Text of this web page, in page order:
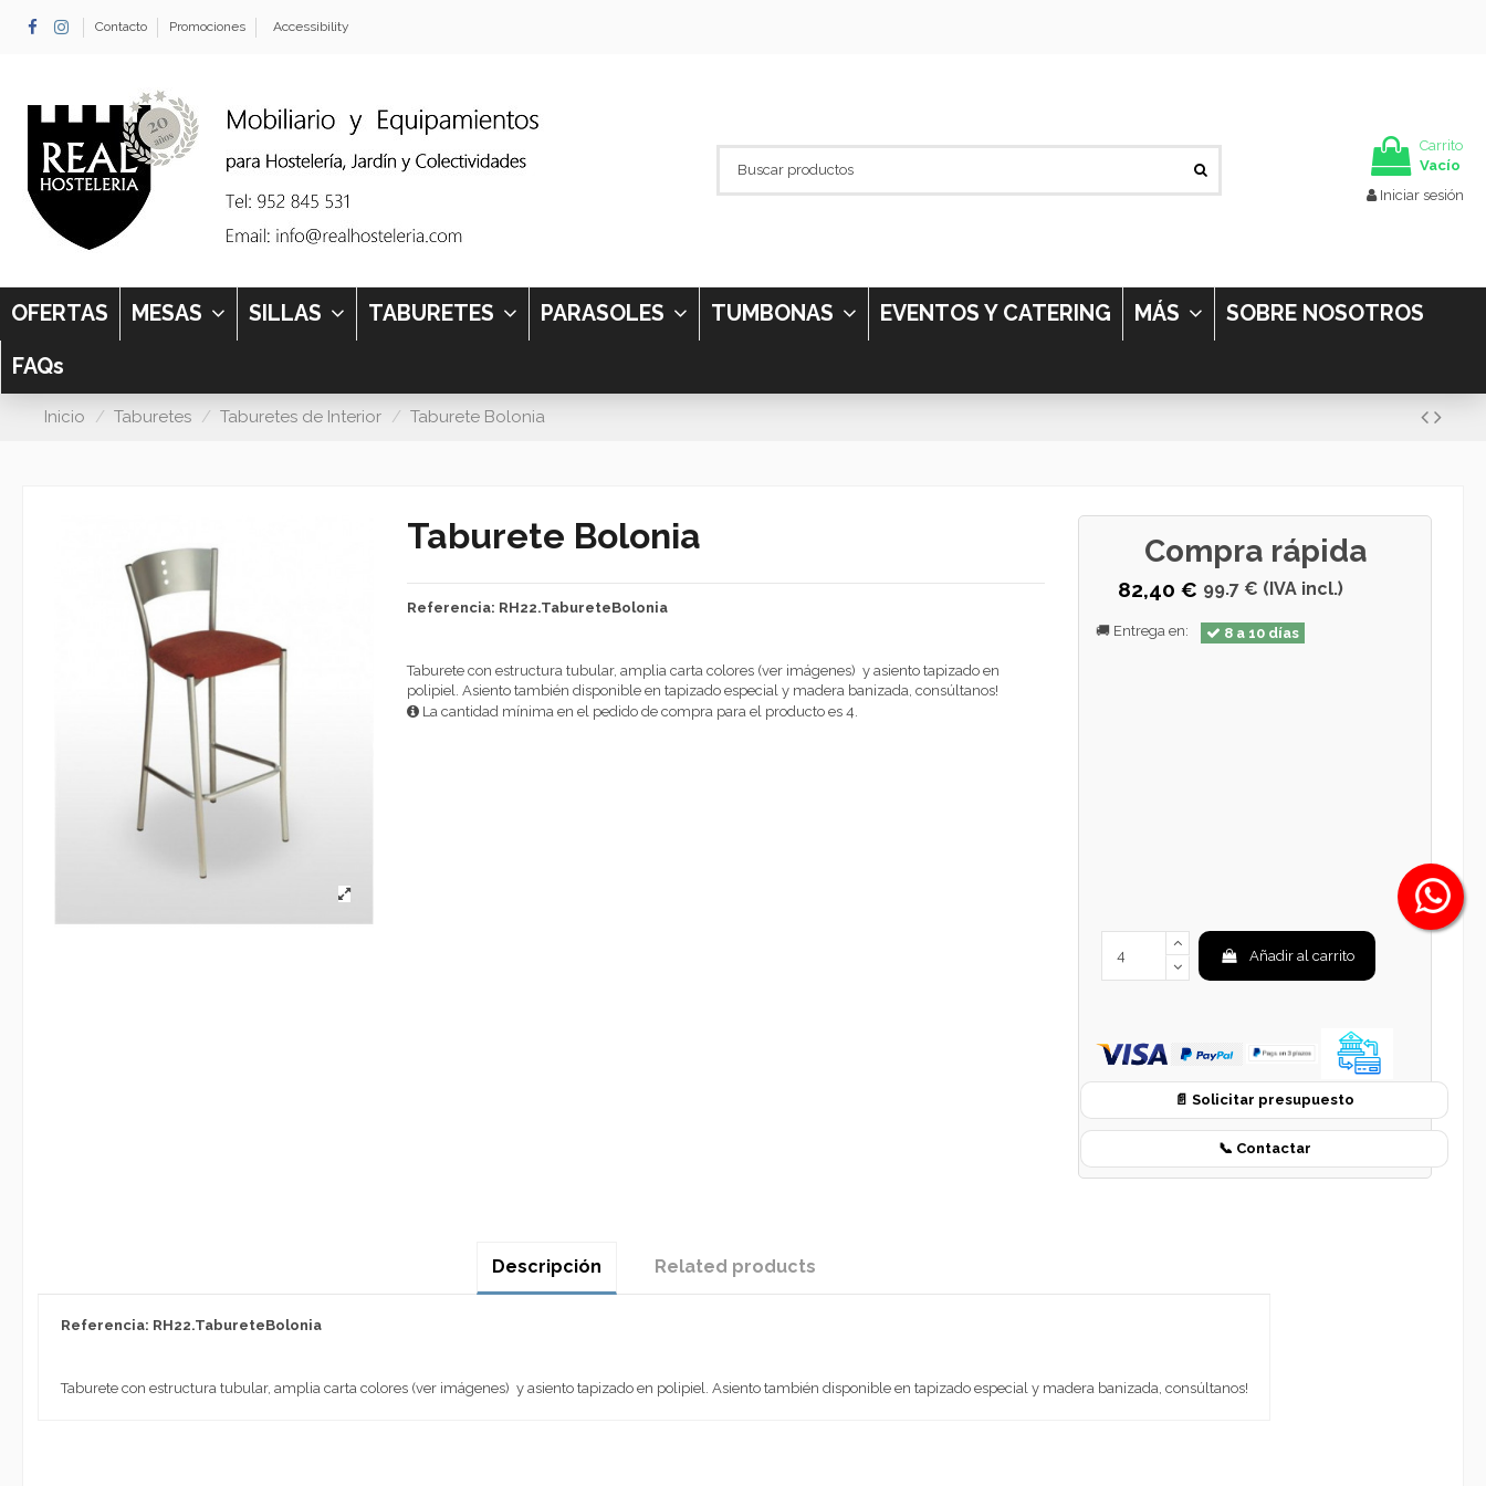
Contacto Promociones Accessibility
Carrito
Vacío
Iniciar sesión
OFERTAS MESAS SILLAS TABURETES PARASOLES TUMBONAS EVENTOS Y CATERING MÁS SOBRE NOSOTROS
FAQs
Inicio Taburetes Taburetes de Interior Taburete Bolonia
Taburete Bolonia
Referencia: RH22.TabureteBolonia
Taburete con estructura tubular, amplia carta colores (ver imágenes) y asiento tapizado en
polipiel. Asiento también disponible en tapizado especial y madera banizada, consúltanos!
Añadir al carrito
La cantidad mínima en el pedido de compra para el producto es 4.
Compra rápida
82,40 € 99.7 € (IVA incl.)
🚚 Entrega en: 8 a 10 días
📄 Solicitar presupuesto
📞 Contactar
Descripción Related products
Referencia: RH22.TabureteBolonia
Taburete con estructura tubular, amplia carta colores (ver imágenes) y asiento tapizado en polipiel. Asiento también disponible en tapizado especial y madera banizada, consúltanos!